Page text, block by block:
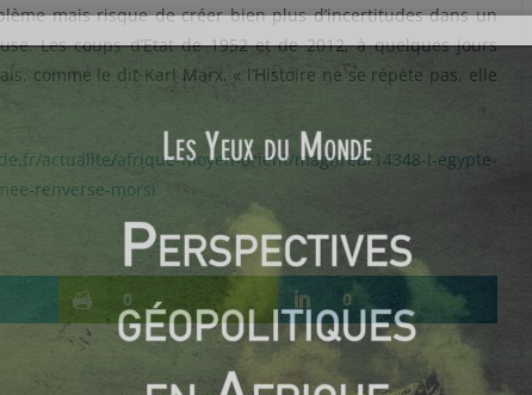
mais risque de créer bien plus d’incertitudes dans un
Les coups d’Etat de 1952 et de 2012, à quelques jours
comme le dit Karl Marx, « l’Histoire ne se répète pas, elle
actualite/afrique-moyen-orient/maghreb/14348-l-egypte-
renverse-morsi
0 0